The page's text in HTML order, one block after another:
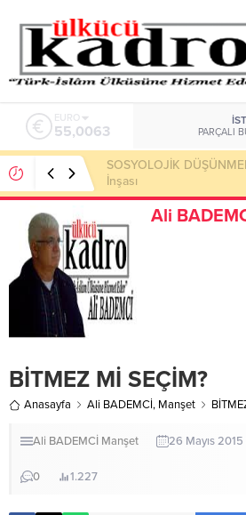
ALTIN
6.543,59 PARÇALI
Okumayı Pek de
Ali
BİTMEZ Mİ SEÇİM?
Anasayfa Ali BADEMCİ, Manşet
Ali BADEMCİ Manşet 26 Mayıs 2015
0 1.227